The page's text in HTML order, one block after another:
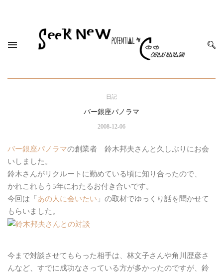
日記
バー銀座パノラマ
2008-12-06
バー銀座パノラマの創業者 鈴木邦夫さんと久しぶりにお会
いしました。
鈴木さんがリクルートに勤めている頃に知り合ったので、
かれこれもう5年にわたるお付き合いです。
今回は「 あの人に会いたい 」の取材でゆっくり話を聞かせて
もらいました。
今まで対談させてもらった相手は、林文子さんや角川歴彦さ
んなど、すでに成功なさっている方が多かったのですが、鈴